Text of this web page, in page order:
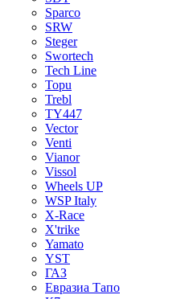
Sparco
SRW
Steger
Swortech
Tech Line
Topu
Trebl
TY447
Vector
Venti
Vianor
Vissol
Wheels UP
WSP Italy
X-Race
X'trike
Yamato
YST
ГАЗ
Евразиа Тапо